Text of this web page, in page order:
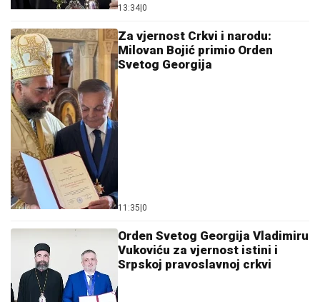
13:34 0
Za vjernost Crkvi i narodu:
Milovan Bojić primio Orden
Svetog Georgija
11:35 0
Orden Svetog Georgija Vladimiru
Vukoviću za vjernost istini i
Srpskoj pravoslavnoj crkvi